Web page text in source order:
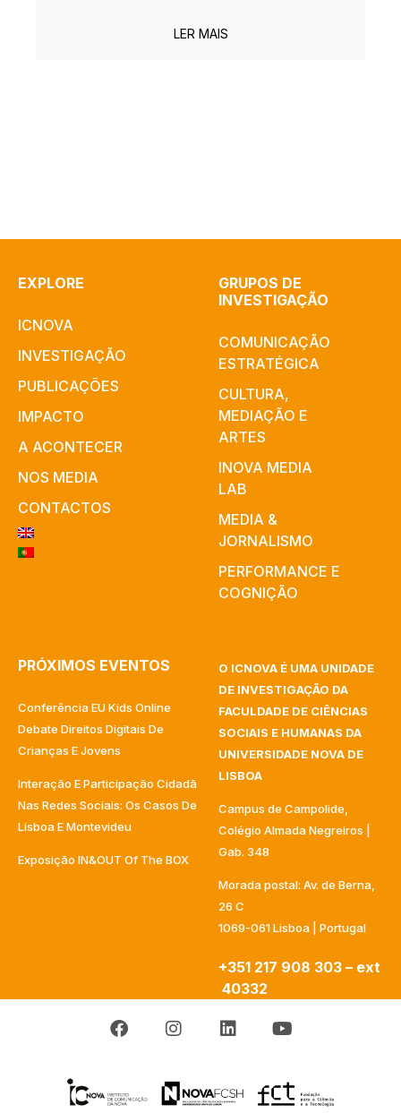
LER MAIS
EXPLORE
ICNOVA
INVESTIGAÇÃO
PUBLICAÇÕES
IMPACTO
A ACONTECER
NOS MEDIA
CONTACTOS
GRUPOS DE
INVESTIGAÇÃO
COMUNICAÇÃO
ESTRATÉGICA
CULTURA,
MEDIAÇÃO E
ARTES​
INOVA MEDIA
LAB
MEDIA &
JORNALISMO
PERFORMANCE E
COGNIÇÃO
PRÓXIMOS EVENTOS
Conferência EU Kids Online
Debate Direitos Digitais De
Crianças E Jovens
Interação E Participação Cidadã
Nas Redes Sociais: Os Casos De
Lisboa E Montevideu
Exposição IN&OUT Of The BOX
O ICNOVA É UMA UNIDADE
DE INVESTIGAÇÃO DA
FACULDADE DE CIÊNCIAS
SOCIAIS E HUMANAS DA
UNIVERSIDADE NOVA DE
LISBOA
Campus de Campolide,
Colégio Almada Negreiros |
Gab. 348
Morada postal: Av. de Berna,
26 C
1069-061 Lisboa | Portugal
+351 217 908 303 – ext
40332